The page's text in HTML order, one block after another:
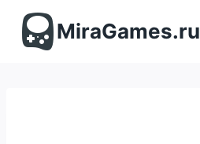
содержимомуMiraGames.ru